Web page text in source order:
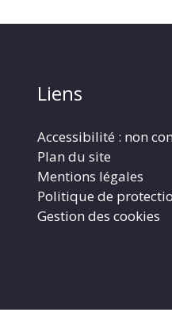
Liens
Accessibilité : non
Plan du site
Mentions légales
Politique de
Gestion des cookies